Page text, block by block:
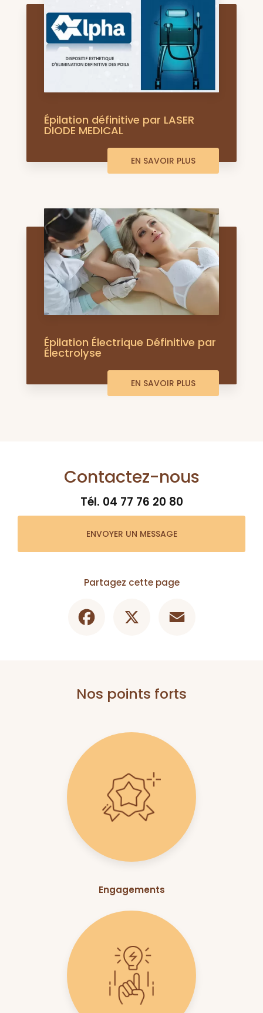
Épilation définitive par LASER
DIODE MEDICAL
EN SAVOIR PLUS
Épilation Électrique Définitive par
Électrolyse
EN SAVOIR PLUS
Contactez-nous
Tél. 04 77 76 20 80
ENVOYER UN MESSAGE
Partagez cette page
Nos points forts
Engagements